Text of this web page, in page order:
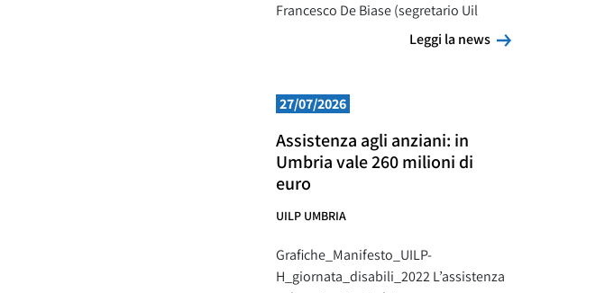
Francesco De Biase (segretario Uil
Leggi la news
Leggi la news
27/07/2026
Assistenza agli anziani: in
Umbria vale 260 milioni di
euro
UILP UMBRIA
Grafiche_Manifesto_UILP-
H_giornata_disabili_2022 L’assistenza